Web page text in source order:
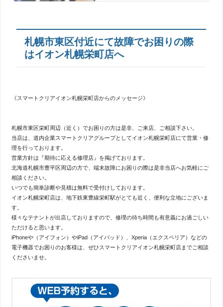
札幌市東区付近にて故障でお困りの際
はイオン札幌栄町店へ
《スマートクリアイオン札幌栄町店からのメッセージ》
札幌市東区栄町周辺（近く）でお困りの方は是非、ご来店、ご相談下さい。
当店は、道内企業スマートクリアグループとしてイオン札幌栄町店にて営業・修
理を行っております。
営業方針は『期待に応える修理店』を掲げております。
北海道札幌市豊平区周辺の方で、端末故障にお困りの際は是非当店へお気軽にご
相談ください。
いつでも簡単診断や見積は無料で受付けしております。
イオン札幌栄町店は、地下鉄東豊線栄町駅がとても近く、便利な立地にございま
す。
様々なテナントが出店しておりますので、修理の待ち時間も有意義にお過ごしい
ただけると思います。
iPhoneや（アイフォン）やiPad（アイパッド）、Xperia（エクスペリア）などの
電子機器でお困りのお客様は、ぜひスマートクリアイオン札幌栄町店までご相談
くださいませ。